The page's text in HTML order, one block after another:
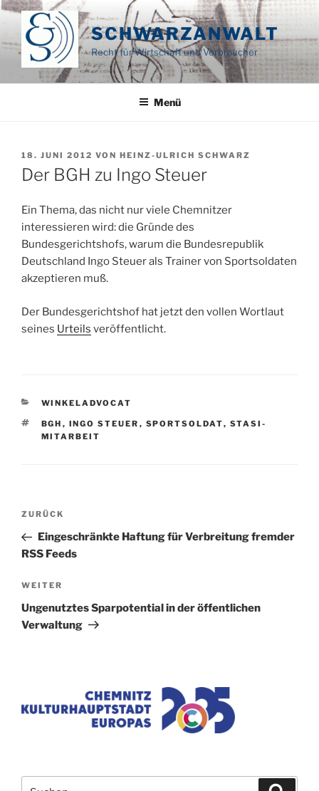
Zum
springen
SCHWARZANWALT
Recht für Wirtschaft und Verbraucher
Menü
VERÖFFENTLICHT
AM
18. JUNI 2012 VON HEINZ-ULRICH SCHWARZ
Der BGH zu Ingo Steuer
Ein Thema, das nicht nur viele Chemnitzer
interessieren wird: die Gründe des
Bundesgerichtshofs, warum die Bundesrepublik
Deutschland Ingo Steuer als Trainer von Sportsoldaten
akzeptieren muß.
Der Bundesgerichtshof hat jetzt den vollen Wortlaut
seines Urteils veröffentlicht.
KATEGORIEN
WINKELADVOCAT
SCHLAGWÖRTER
BGH , INGO STEUER , SPORTSOLDAT, STASI-
MITARBEIT
Beitragsnavigation
Vorheriger
Beitrag
ZURÜCK
Eingeschränkte Haftung für Verbreitung fremder
RSS Feeds
Nächster
Beitrag
WEITER
Ungenutztes Sparpotential in der öffentlichen
Verwaltung